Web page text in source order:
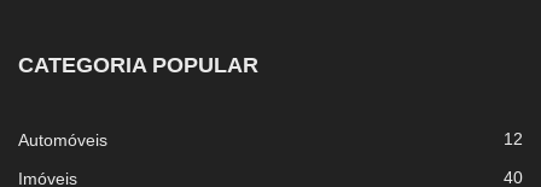
CATEGORIA POPULAR
Automóveis 12
Imóveis 40